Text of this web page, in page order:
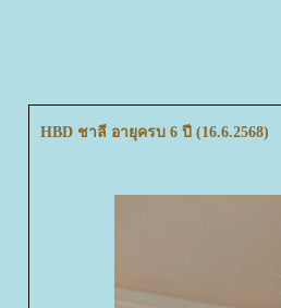
HBD ชาลี อายุครบ 6 ปี (16.6.2568)